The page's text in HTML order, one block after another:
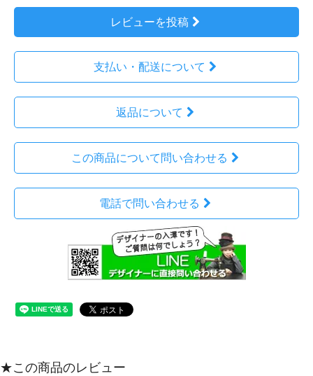
レビューを投稿
支払い・配送について
返品について
この商品について問い合わせる
電話で問い合わせる
★この商品のレビュー